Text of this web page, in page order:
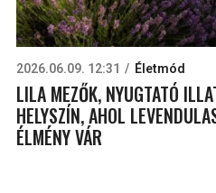
2026.06.09. 12:31 Életmód
LILA MEZŐK, NYUGTATÓ
HELYSZÍN, AHOL
ÉLMÉNY VÁR